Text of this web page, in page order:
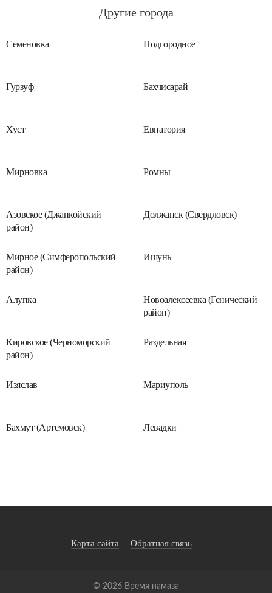
Другие города
Семеновка Подгородное
Гурзуф Бахчисарай
Хуст Евпатория
Мирновка Ромны
Азовское (Джанкойский
район)
Должанск (Свердловск)
Мирное (Симферопольский
район)
Ишунь
Алупка
Новоалексеевка (Генический
район)
Кировское (Черноморский
район)
Раздельная
Изяслав Мариуполь
Бахмут (Артемовск) Левадки
Карта сайта Обратная связь
© 2026 Время намаза